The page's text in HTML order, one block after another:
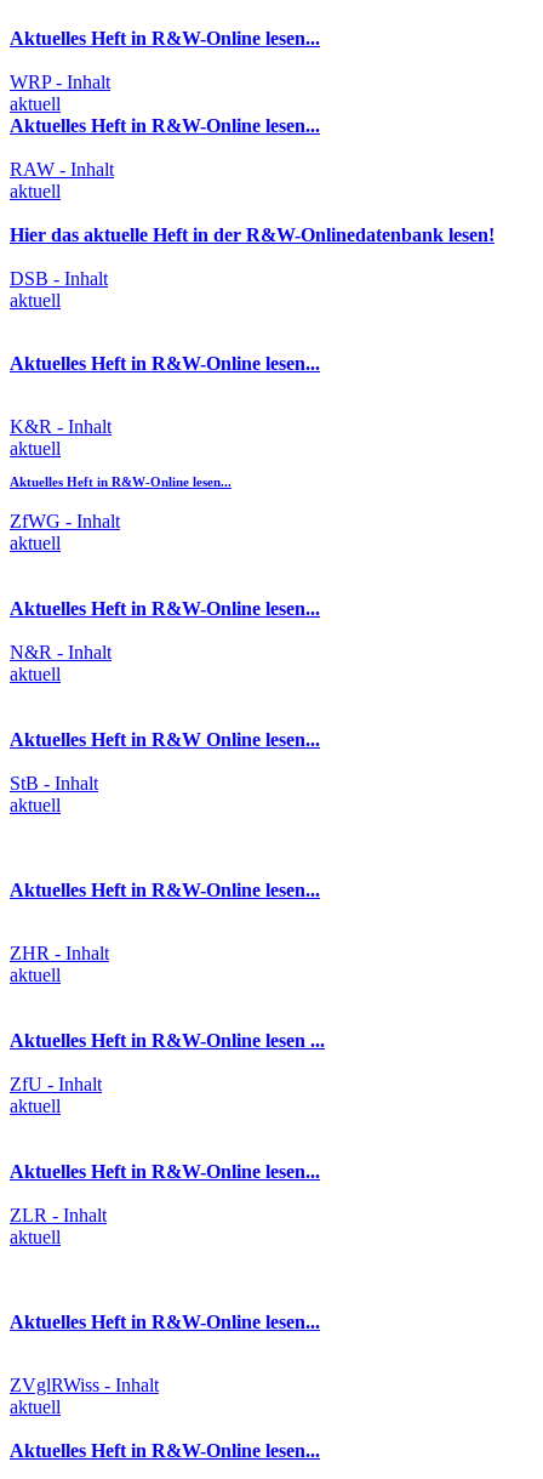
Aktuelles Heft in R&W-Online lesen...
WRP - Inhalt
aktuell
Aktuelles Heft in R&W-Online lesen...
RAW - Inhalt
aktuell
Hier das aktuelle Heft in der R&W-Onlinedatenbank lesen!
DSB - Inhalt
aktuell
Aktuelles Heft in R&W-Online lesen...
K&R - Inhalt
aktuell
Aktuelles Heft in R&W-Online lesen...
ZfWG - Inhalt
aktuell
Aktuelles Heft in R&W-Online lesen...
N&R - Inhalt
aktuell
Aktuelles Heft in R&W Online lesen...
StB - Inhalt
aktuell
Aktuelles Heft in R&W-Online lesen...
ZHR - Inhalt
aktuell
Aktuelles Heft in R&W-Online lesen ...
ZfU - Inhalt
aktuell
Aktuelles Heft in R&W-Online lesen...
ZLR - Inhalt
aktuell
Aktuelles Heft in R&W-Online lesen...
ZVglRWiss - Inhalt
aktuell
Aktuelles Heft in R&W-Online lesen...